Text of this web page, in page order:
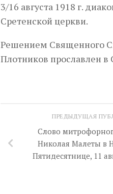
3/16 августа 1918 г.
Сретенской церкви.
Решением Священного
Плотников прославлен
ПРЕДЫДУЩАЯ
Слово
Николая Малеты в
Пятидесятнице, 11